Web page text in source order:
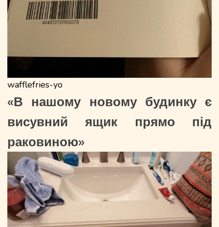
wafflefries-yo
«В нашому новому будинку є
висувний ящик прямо під
раковиною»